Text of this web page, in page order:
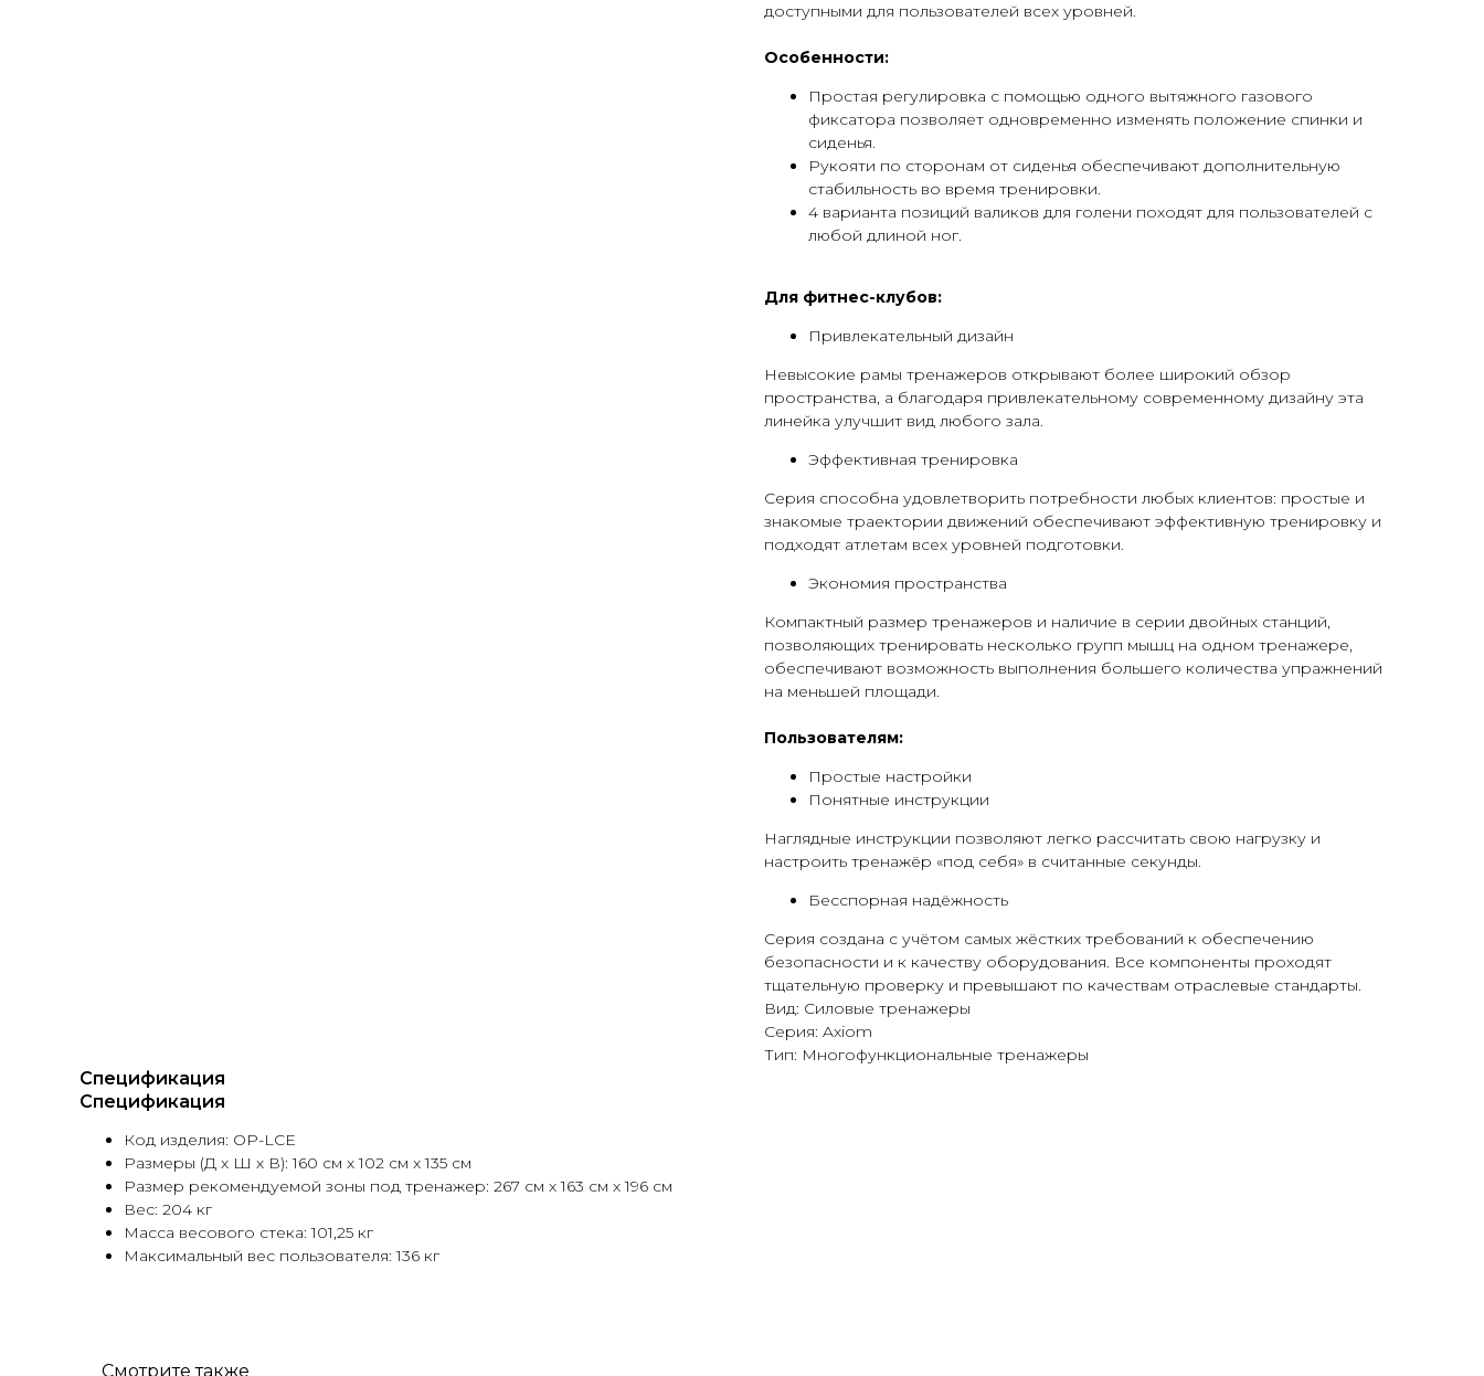
доступными для пользователей всех уровней.
Особенности:
Простая регулировка с помощью одного вытяжного газового
фиксатора позволяет одновременно изменять положение спинки и
сиденья.
Рукояти по сторонам от сиденья обеспечивают дополнительную
стабильность во время тренировки.
4 варианта позиций валиков для голени походят для пользователей с
любой длиной ног.
Для фитнес-клубов:
Привлекательный дизайн
Невысокие рамы тренажеров открывают более широкий обзор
пространства, а благодаря привлекательному современному дизайну эта
линейка улучшит вид любого зала.
Эффективная тренировка
Серия способна удовлетворить потребности любых клиентов: простые и
знакомые траектории движений обеспечивают эффективную тренировку и
подходят атлетам всех уровней подготовки.
Экономия пространства
Компактный размер тренажеров и наличие в серии двойных станций,
позволяющих тренировать несколько групп мышц на одном тренажере,
обеспечивают возможность выполнения большего количества упражнений
на меньшей площади.
Пользователям:
Простые настройки
Понятные инструкции
Наглядные инструкции позволяют легко рассчитать свою нагрузку и
настроить тренажёр «под себя» в считанные секунды.
Бесспорная надёжность
Серия создана с учётом самых жёстких требований к обеспечению
безопасности и к качеству оборудования. Все компоненты проходят
тщательную проверку и превышают по качествам отраслевые стандарты.
Вид: Силовые тренажеры
Серия: Axiom
Тип: Многофункциональные тренажеры
Спецификация
Спецификация
Код изделия: OP-LCE
Размеры (Д х Ш х В): 160 см x 102 см x 135 см
Размер рекомендуемой зоны под тренажер: 267 см х 163 см х 196 см
Вес: 204 кг
Масса весового стека: 101,25 кг
Максимальный вес пользователя: 136 кг
Смотрите также